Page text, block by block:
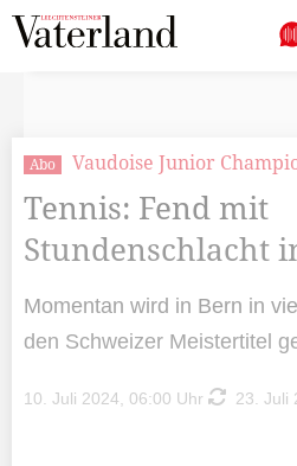
Abo Vaudoise Junior
Tennis: Fend mit
Stundenschlacht
Momentan wird in Bern in
den Schweizer Meistertitel
10. Juli 2024, 06:00 Uhr 23. Juli